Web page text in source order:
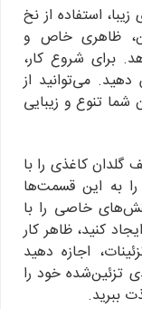
استفاده از نخ
ظاهری خاص و
برای شروع کار،
می‌توانید از
شما تنوع و زیبایی
گلدان کاغذی را با
به این قسمت‌ها
خاصی را با
کنید، ظاهر کار
اجازه دهید
خود را
ببرید.